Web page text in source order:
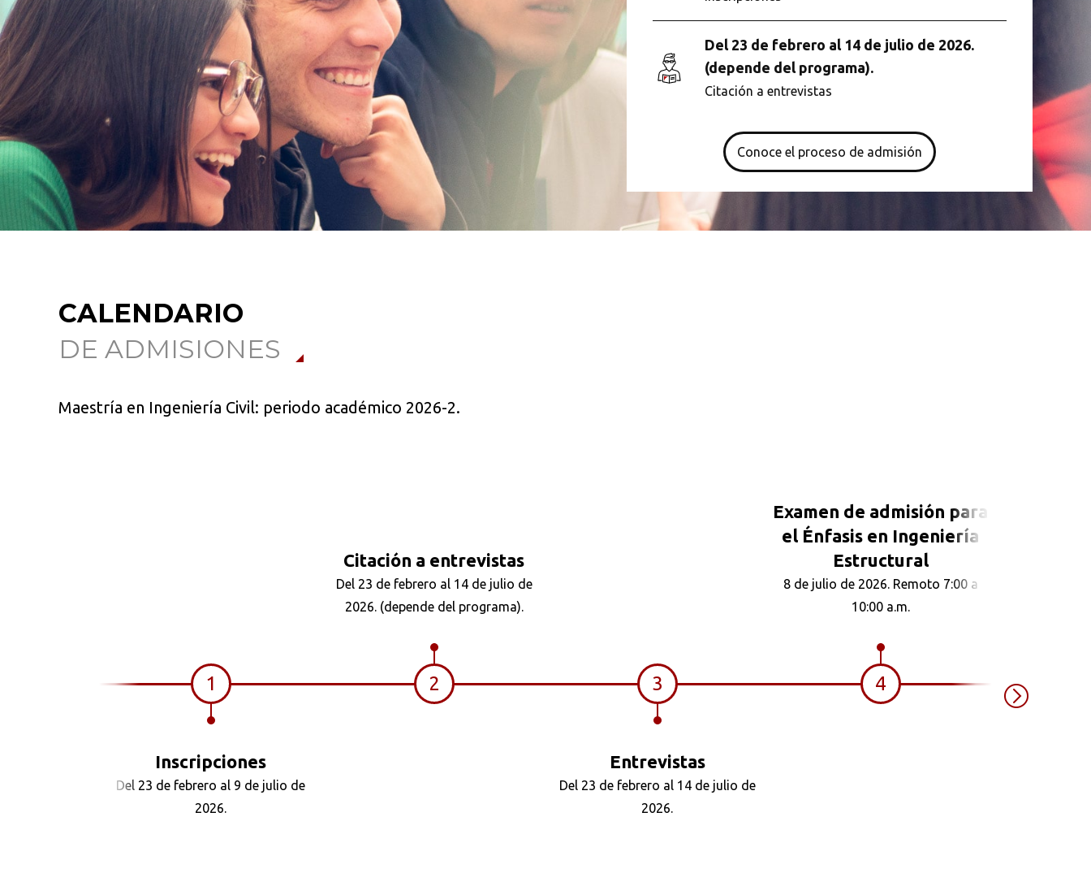
Del 23 de febrero al 14 de julio de 2026.
(depende del programa).
Citación a entrevistas
Conoce el proceso de admisión
CALENDARIO
DE ADMISIONES
Maestría en Ingeniería Civil: periodo académico 2026-2.
1
Inscripciones
Del 23 de febrero al 9 de julio de
2026.
2
Citación a entrevistas
Del 23 de febrero al 14 de julio de
2026. (depende del programa).
3
Entrevistas
Del 23 de febrero al 14 de julio de
2026.
4
Examen de admisión para
el Énfasis en Ingeniería
Estructural
8 de julio de 2026. Remoto 7:00 a
10:00 a.m.